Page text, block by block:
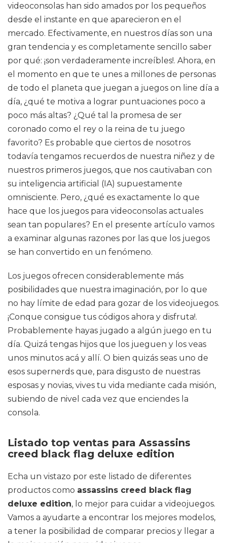
videoconsolas han sido amados por los pequeños
desde el instante en que aparecieron en el
mercado. Efectivamente, en nuestros días son una
gran tendencia y es completamente sencillo saber
por qué: ¡son verdaderamente increíbles!. Ahora, en
el momento en que te unes a millones de personas
de todo el planeta que juegan a juegos on line día a
día, ¿qué te motiva a lograr puntuaciones poco a
poco más altas? ¿Qué tal la promesa de ser
coronado como el rey o la reina de tu juego
favorito? Es probable que ciertos de nosotros
todavía tengamos recuerdos de nuestra niñez y de
nuestros primeros juegos, que nos cautivaban con
su inteligencia artificial (IA) supuestamente
omnisciente. Pero, ¿qué es exactamente lo que
hace que los juegos para videoconsolas actuales
sean tan populares? En el presente artículo vamos
a examinar algunas razones por las que los juegos
se han convertido en un fenómeno.
Los juegos ofrecen considerablemente más
posibilidades que nuestra imaginación, por lo que
no hay límite de edad para gozar de los videojuegos.
¡Conque consigue tus códigos ahora y disfruta!.
Probablemente hayas jugado a algún juego en tu
día. Quizá tengas hijos que los jueguen y los veas
unos minutos acá y allí. O bien quizás seas uno de
esos supernerds que, para disgusto de nuestras
esposas y novias, vives tu vida mediante cada misión,
subiendo de nivel cada vez que enciendes la
consola.
Listado top ventas para Assassins
creed black flag deluxe edition
Echa un vistazo por este listado de diferentes
productos como assassins creed black flag
deluxe edition, lo mejor para cuidar a videojuegos.
Vamos a ayudarte a encontrar los mejores modelos,
a tener la posibilidad de comparar precios y llegar a